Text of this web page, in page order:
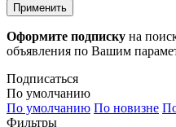
Применить
Оформите подписку на
объявления по Вашим
Подписаться
По умолчанию
По умолчанию По новизне
Фильтры